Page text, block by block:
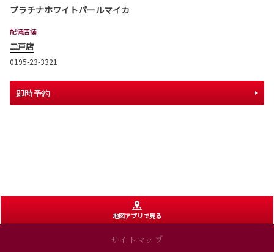
プラチナホワイトパールマイカ
配備店舗
二戸店
0195-23-3321
即時予約
地図アプリで見る
サイトマップ